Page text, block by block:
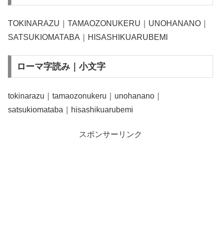
TOKINARAZU｜TAMAOZONUKERU｜UNOHANANO｜
SATSUKIOMATABA｜HISASHIKUARUBEMI
ローマ字読み｜小文字
tokinarazu｜tamaozonukeru｜unohanano｜
satsukiomataba｜hisashikuarubemi
スポンサーリンク